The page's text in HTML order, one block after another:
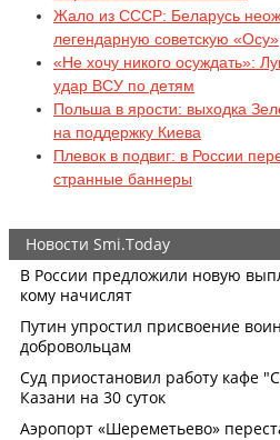
Жало из СССР: Беларусь
легендарную советскую «Осу»
«Не хочу никого осуждать»:
удар ВСУ по детям
Польша в ярости: выходка
на поддержку Киева
Плевок в подвиг: в России
странные баннеры